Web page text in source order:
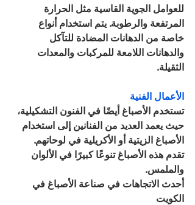
للعوامل الجوية القاسية مثل الحرارة
المرتفعة والرطوبة. يتم استخدام أنواع
خاصة من الدهانات المضادة للتآكل
والدهانات اللامعة للمركبات والمعدات
الثقيلة.
الأعمال الفنية
تستخدم الأصباغ أيضًا في الفنون التشكيلية،
حيث يعمد العديد من الفنانين إلى استخدام
الأصباغ الزيتية أو الأكريلية في لوحاتهم.
تقدم هذه الأصباغ تنوعًا كبيرًا في الألوان
والملمس.
أحدث الاتجاهات في صناعة الأصباغ في
الكويت